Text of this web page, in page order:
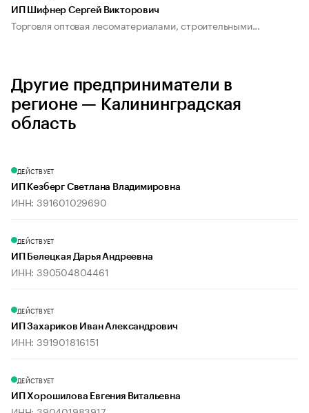
ИП Шифнер Сергей Викторович
Торговля оптовая лесоматериалами, строительными...
Другие предприниматели в
регионе — Калининградская
область
ДЕЙСТВУЕТ
ИП Кезберг Светлана Владимировна
ИНН: 391601029690
ДЕЙСТВУЕТ
ИП Белецкая Дарья Андреевна
ИНН: 390504804461
ДЕЙСТВУЕТ
ИП Захариков Иван Александрович
ИНН: 391901816151
ДЕЙСТВУЕТ
ИП Хорошилова Евгения Витальевна